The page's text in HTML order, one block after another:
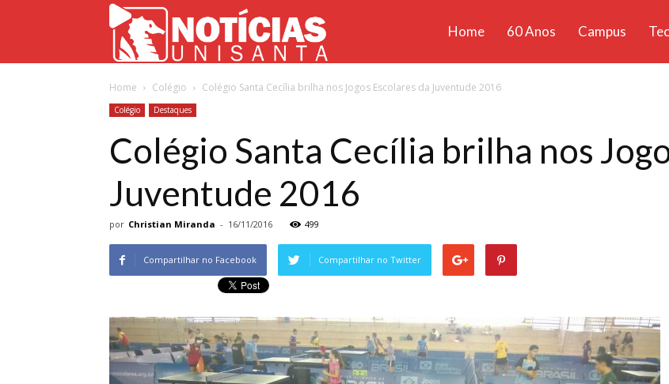
Unisanta
Home 60 Anos Campus
Home Colégio Colégio Santa Cecília brilha nos Jogos Escolares da Juventude 2016
Colégio Destaques
Colégio Santa Cecília brilha nos
Juventude 2016
por Christian Miranda - 16/11/2016 499
Compartilhar no Facebook Compartilhar no Twitter